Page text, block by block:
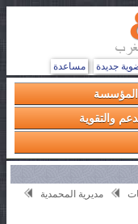
جديدة مساعدة
والتقوية
مديرية المحمدية